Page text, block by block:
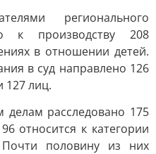
регионального
к производству 208
в отношении детей.
в суд направлено 126
127 лиц.
расследовано 175
относится к категории
половину из них